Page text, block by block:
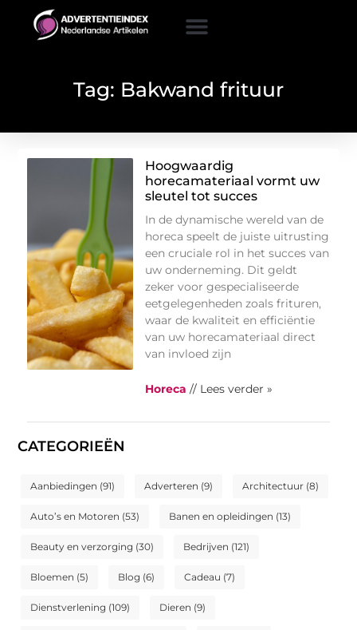
Tag: Bakwand frituur
CATEGORIEËN
Aanbiedingen (91) Adverteren (9) Architectuur (8)
Auto’s en Motoren (53) Banen en opleidingen (13)
Beauty en verzorging (30) Bedrijven (121)
Bloemen (5) Blog (6) Cadeau (7)
Dienstverlening (109) Dieren (9)
Hoogwaardig
horecamateriaal vormt uw
sleutel tot succes
In de dynamische wereld van de
horeca speelt de juiste uitrusting
een cruciale rol in het succes van
uw onderneming. Dit geldt
zeker voor gespecialiseerde
eetgelegenheden zoals frituren,
waar de kwaliteit en efficiëntie
van uw horecamateriaal direct
van invloed zijn
Horeca // Lees verder »